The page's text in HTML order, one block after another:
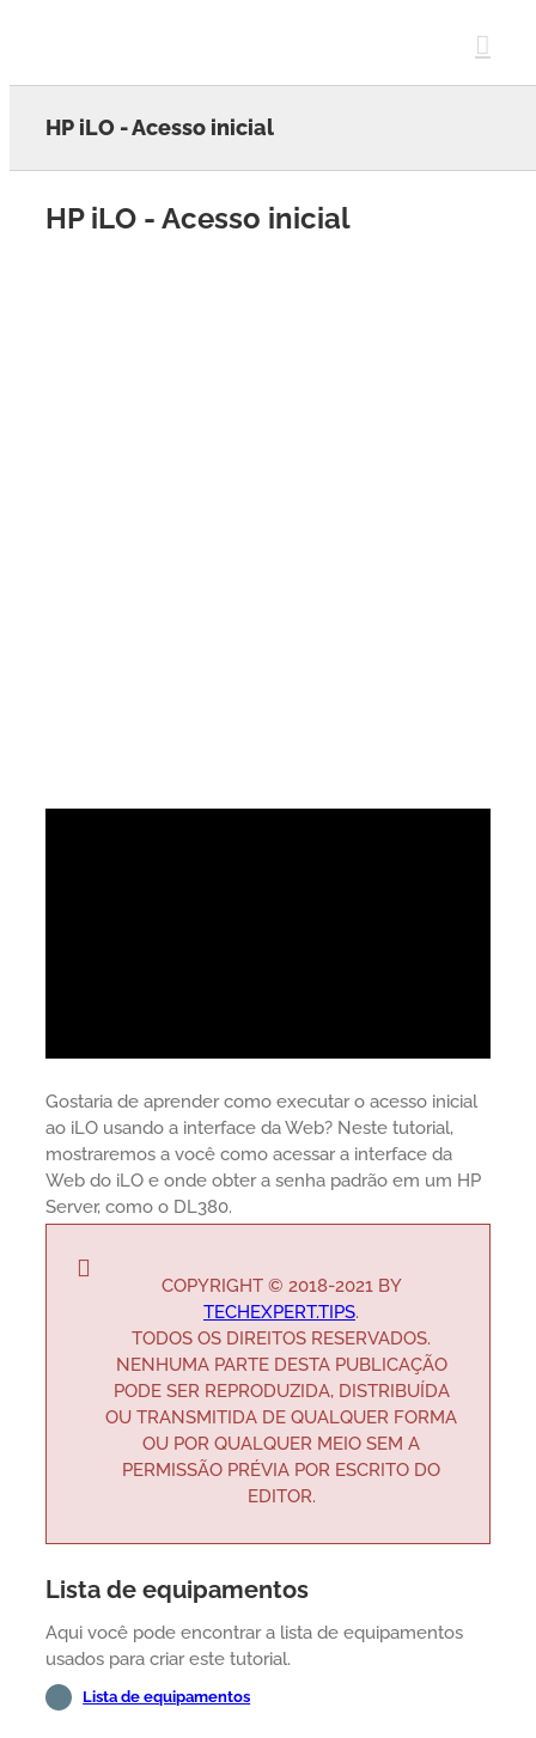
HP iLO - Acesso inicial
HP iLO - Acesso inicial
Gostaria de aprender como executar o acesso inicial
ao iLO usando a interface da Web? Neste tutorial,
mostraremos a você como acessar a interface da
Web do iLO e onde obter a senha padrão em um HP
Server, como o DL380.
COPYRIGHT © 2018-2021 BY
TECHEXPERT.TIPS.
TODOS OS DIREITOS RESERVADOS.
NENHUMA PARTE DESTA PUBLICAÇÃO
PODE SER REPRODUZIDA, DISTRIBUÍDA
OU TRANSMITIDA DE QUALQUER FORMA
OU POR QUALQUER MEIO SEM A
PERMISSÃO PRÉVIA POR ESCRITO DO
EDITOR.
Lista de equipamentos
Aqui você pode encontrar a lista de equipamentos
usados para criar este tutorial.
Lista de equipamentos